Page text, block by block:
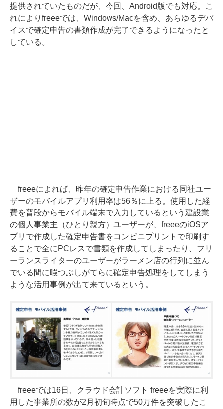
提供されていたものだが、今回、Android版でも対応。こ
れによりfreeeでは、Windows/Macを含め、あらゆるデバ
イスで確定申告の書類作成が完了できるようになったと
している。
freeeによれば、昨年の確定申告作業における同社ユー
ザーのモバイルアプリ利用率は56％に上る。使用した経
費を普段からモバイル端末で入力しているという建設業
の個人事業主（ひとり親方）ユーザーが、freeeのiOSア
プリで作成した確定申告書をコンビニプリントで印刷す
ることで全にPCレスで書類を作成してしまったり、フリ
ーランスライターのユーザーがラーメン店の行列に並ん
でいる間に暇つぶしがてらに確定申告処理をしてしまう
ような活用事例が出て来ているという。
freeeでは16日、クラウド会計ソフト freeeを実際に利
用した事業所の数が2月初旬時点で50万件を突破したこ